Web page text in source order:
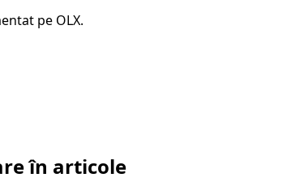
pe OLX.
în articole